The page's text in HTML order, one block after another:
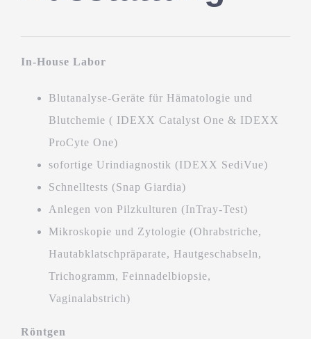
In-House Labor
Blutanalyse-Geräte für Hämatologie und
Blutchemie ( IDEXX Catalyst One & IDEXX
ProCyte One)
sofortige Urindiagnostik (IDEXX SediVue)
Schnelltests (Snap Giardia)
Anlegen von Pilzkulturen (InTray-Test)
Mikroskopie und Zytologie (Ohrabstriche,
Hautabklatschpräparate, Hautgeschabseln,
Trichogramm, Feinnadelbiopsie,
Vaginalabstrich)
Röntgen